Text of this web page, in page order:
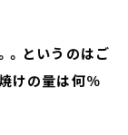
。というのはご
けの量は何％